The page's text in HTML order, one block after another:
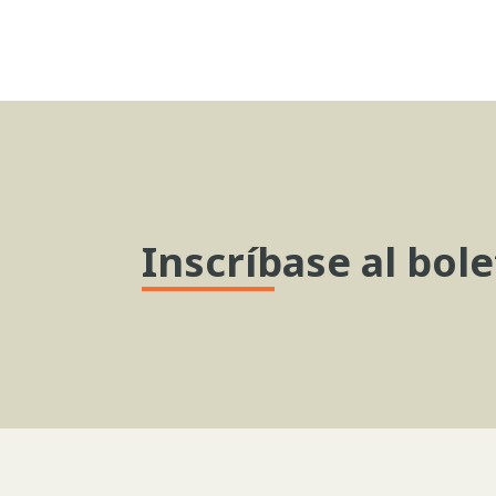
Inscríbase al